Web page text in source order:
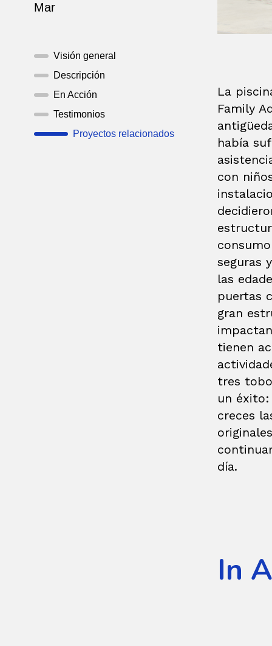
Mar
Visión general
Descripción
En Acción
Testimonios
Proyectos relacionados
La
Family
había
con
seguras
las
puertas
gran
tienen
tres
un
creces
día.
In